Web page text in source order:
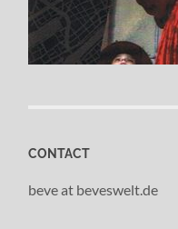
CONTACT
beve at beveswelt.de